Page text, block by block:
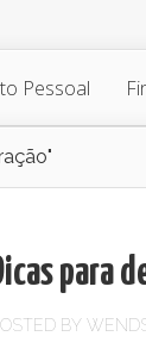
Pessoal
para
BY